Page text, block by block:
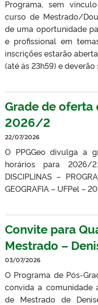
Programa, sem
curso de Mestrado/
de uma oportunidade
e profissional em
inscrições estarão
(até às 23h59) e
Grade de
2026/2
22/07/2026
O PPGGeo divulga a
horários para 2026/
DISCIPLINAS –
GEOGRAFIA – UFPel –
Convite para
Mestrado –
03/07/2026
O Programa de Pós-
convida a comunidade
de Mestrado de